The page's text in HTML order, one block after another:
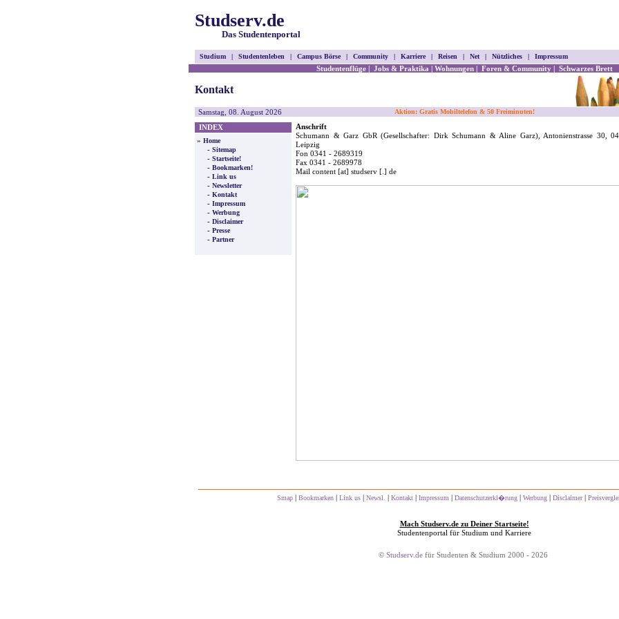
Studserv.de
Das Studentenportal
Studium | Studentenleben | Campus Börse | Community | Karriere | Reisen | Net | Nützliches | Impressum
Studentenflüge| Jobs& Praktika | Wohnungen| Foren & Community| Schwarzes Brett
Kontakt
Samstag, 08. August 2026 Aktion: Gratis Mobiltelefon & 50 Freiminuten!
INDEX
» Home
- Sitemap
- Startseite!
- Bookmarken!
- Link us
- Newsletter
- Kontakt
- Impressum
- Werbung
- Disclaimer
- Presse
- Partner
Anschrift
Schumann & Garz GbR (Gesellschafter: Dirk Schumann & Aline Garz), Antonienstrasse 30,
Leipzig
Fon 0341 - 2689319
Fax 0341 - 2689978
Mail content [at] studserv [.] de
Smap | Bookmarken | Link us | Newsl. | Kontakt | Impressum | Datenschutzerkl�rung | Werbung | Disclaimer|
Mach Studserv.de zu Deiner Startseite!
Studentenportal für Studium und Karriere
© Studserv.de für Studenten & Studium 2000 - 2026